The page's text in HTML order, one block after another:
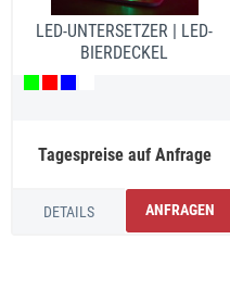
LED-UNTERSETZER | LED-
BIERDECKEL
Tagespreise auf Anfrage
DETAILS ANFRAGEN